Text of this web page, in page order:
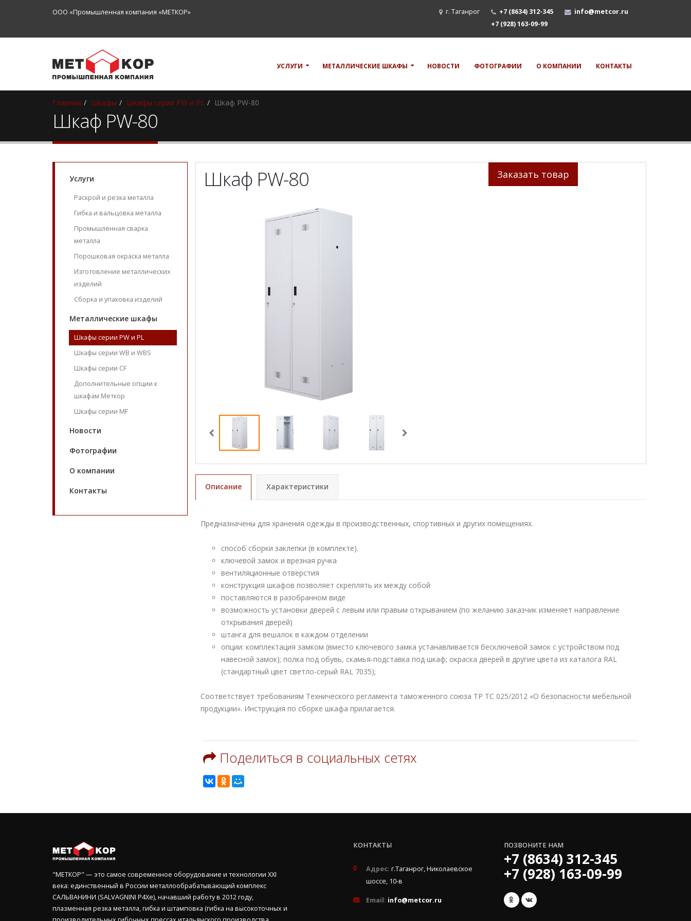
г. Таганрог +7 (8634) 312-345
+7 (928) 163-09-99
info@metcor.ru
ООО «Промышленная компания «МЕТКОР»
УСЛУГИ МЕТАЛЛИЧЕСКИЕ ШКАФЫ НОВОСТИ ФОТОГРАФИИ О КОМПАНИИ КОНТАКТЫ
Главная Шкафы Шкафы серии PW и PL Шкаф PW-80
Шкаф PW-80
Услуги
Раскрой и резка металла
Гибка и вальцовка металла
Промышленная сварка
металла
Порошковая окраска металла
Изготовление металлических
изделий
Сборка и упаковка изделий
Металлические шкафы
Шкафы серии PW и PL
Шкафы серии WB и WBS
Шкафы серии CF
Дополнительные опции к
шкафам Меткор
Шкафы серии MF
Новости
Фотографии
О компании
Контакты
Шкаф PW-80 Заказать товар
Описание Характеристики
Предназначены для хранения одежды в производственных, спортивных и других помещениях.
способ сборки заклепки (в комплекте).
ключевой замок и врезная ручка
вентиляционные отверстия
конструкция шкафов позволяет скреплять их между собой
поставляются в разобранном виде
возможность установки дверей с левым или правым открыванием (по желанию заказчик изменяет направление
открывания дверей)
штанга для вешалок в каждом отделении
опции: комплектация замком (вместо ключевого замка устанавливается бесключевой замок с устройством под
навесной замок); полка под обувь, скамья-подставка под шкаф; окраска дверей в другие цвета из каталога RAL
(стандартный цвет светло-серый RAL 7035);
Соответствует требованиям Технического регламента таможенного союза ТР ТС 025/2012 «О безопасности мебельной
продукции». Инструкция по сборке шкафа прилагается.
Поделиться в социальных сетях
"МЕТКОР" — это самое современное оборудование и технологии ХХI
века: единственный в России металлообрабатывающий комплекс
САЛЬВАНИНИ (SALVAGNINI P4Xe), начавший работу в 2012 году,
плазменная резка металла, гибка и штамповка (гибка на высокоточных и
КОНТАКТЫ
Адрес: г.Таганрог, Николаевское
шоссе, 10-в
Email: info@metcor.ru
ПОЗВОНИТЕ НАМ
+7 (8634) 312-345
+7 (928) 163-09-99